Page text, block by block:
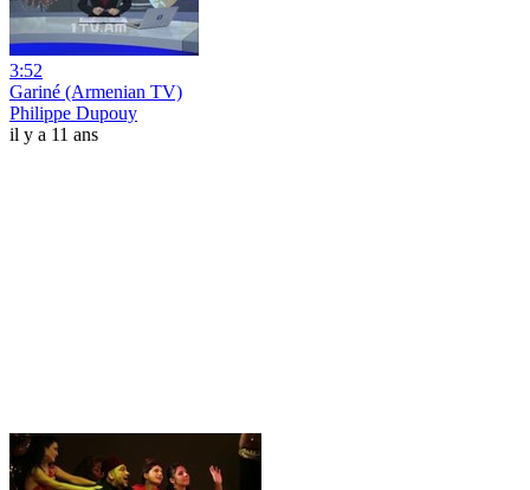
3:52
Gariné (Armenian TV)
Philippe Dupouy
il y a 11 ans